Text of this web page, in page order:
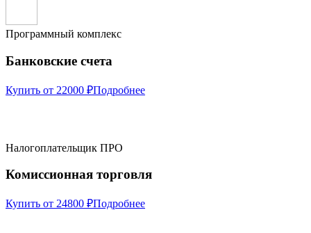
Программный комплекс
Банковские счета
Купить от 22000 ₽Подробнее
Налогоплательщик ПРО
Комиссионная торговля
Купить от 24800 ₽Подробнее